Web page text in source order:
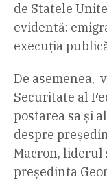
de Statele
evidentă:
execuția
De asemenea,
Securitate al
postarea sa și
despre
Macron, liderul
președinta